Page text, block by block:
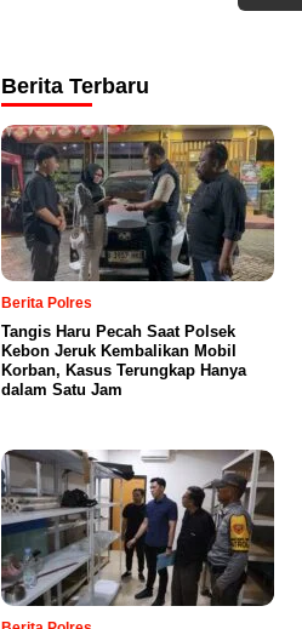
Berita Terbaru
Berita Polres
Tangis Haru Pecah Saat Polsek
Kebon Jeruk Kembalikan Mobil
Korban, Kasus Terungkap Hanya
dalam Satu Jam